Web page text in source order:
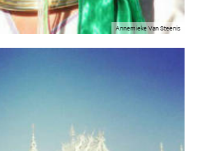
Annemieke Van Steenis